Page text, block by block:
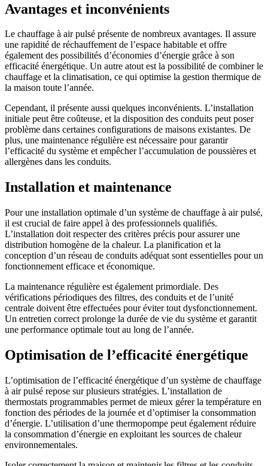
Avantages et inconvénients
Le chauffage à air pulsé présente de nombreux avantages. Il assure
une rapidité de réchauffement de l’espace habitable et offre
également des possibilités d’économies d’énergie grâce à son
efficacité énergétique. Un autre atout est la possibilité de combiner le
chauffage et la climatisation, ce qui optimise la gestion thermique de
la maison toute l’année.
Cependant, il présente aussi quelques inconvénients. L’installation
initiale peut être coûteuse, et la disposition des conduits peut poser
problème dans certaines configurations de maisons existantes. De
plus, une maintenance régulière est nécessaire pour garantir
l’efficacité du système et empêcher l’accumulation de poussières et
allergènes dans les conduits.
Installation et maintenance
Pour une installation optimale d’un système de chauffage à air pulsé,
il est crucial de faire appel à des professionnels qualifiés.
L’installation doit respecter des critères précis pour assurer une
distribution homogène de la chaleur. La planification et la
conception d’un réseau de conduits adéquat sont essentielles pour un
fonctionnement efficace et économique.
La maintenance régulière est également primordiale. Des
vérifications périodiques des filtres, des conduits et de l’unité
centrale doivent être effectuées pour éviter tout dysfonctionnement.
Un entretien correct prolonge la durée de vie du système et garantit
une performance optimale tout au long de l’année.
Optimisation de l’efficacité énergétique
L’optimisation de l’efficacité énergétique d’un système de chauffage
à air pulsé repose sur plusieurs stratégies. L’installation de
thermostats programmables permet de mieux gérer la température en
fonction des périodes de la journée et d’optimiser la consommation
d’énergie. L’utilisation d’une thermopompe peut également réduire
la consommation d’énergie en exploitant les sources de chaleur
environnementales.